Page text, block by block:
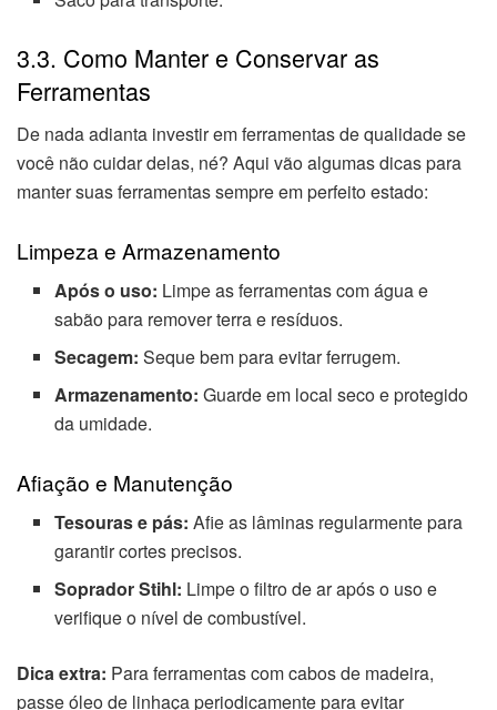
3.3. Como Manter e Conservar as
Ferramentas
De nada adianta investir em ferramentas de qualidade se
você não cuidar delas, né? Aqui vão algumas dicas para
manter suas ferramentas sempre em perfeito estado:
Limpeza e Armazenamento
Após o uso: Limpe as ferramentas com água e
sabão para remover terra e resíduos.
Secagem: Seque bem para evitar ferrugem.
Armazenamento: Guarde em local seco e protegido
da umidade.
Afiação e Manutenção
Tesouras e pás: Afie as lâminas regularmente para
garantir cortes precisos.
Soprador Stihl: Limpe o filtro de ar após o uso e
verifique o nível de combustível.
Dica extra: Para ferramentas com cabos de madeira,
passe óleo de linhaça periodicamente para evitar